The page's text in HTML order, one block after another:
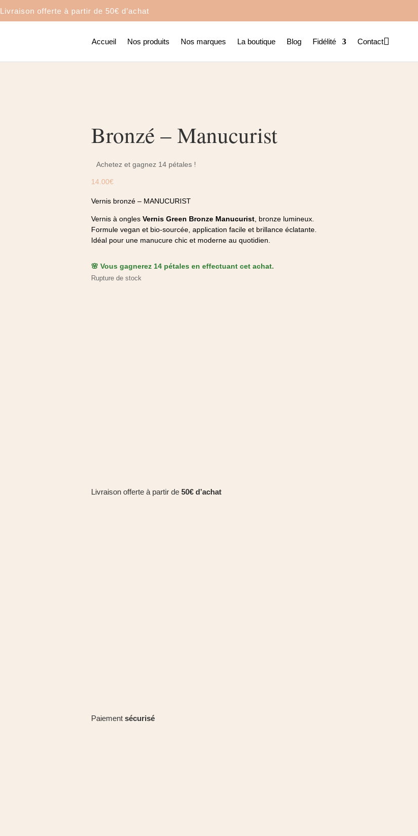
Livraison offerte à partir de 50€ d’achat
Accueil Nos produits Nos marques La boutique Blog Fidélité Contact
Bronzé – Manucurist
Achetez et gagnez 14 pétales !
14.00€
Vernis bronzé – MANUCURIST
Vernis à ongles Vernis Green Bronze Manucurist, bronze lumineux.
Formule vegan et bio‑sourcée, application facile et brillance éclatante.
Idéal pour une manucure chic et moderne au quotidien.
🌸 Vous gagnerez 14 pétales en effectuant cet achat.
Rupture de stock
Livraison offerte à partir de 50€ d’achat
Paiement sécurisé